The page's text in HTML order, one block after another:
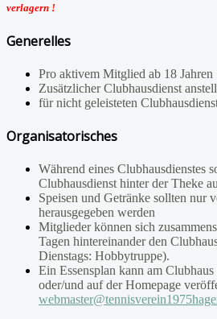
verlagern !
Generelles
Pro aktivem Mitglied ab 18 Jahren
Zusätzlicher Clubhausdienst
für nicht geleisteten
Organisatorisches
Während eines Clubhausdienstes
Clubhausdienst hinter der Theke
Speisen und Getränke sollten nur
herausgegeben werden
Mitglieder können sich
Tagen hintereinander den
Dienstags: Hobbytruppe).
Ein Essensplan kann am
oder/und auf der Homepage